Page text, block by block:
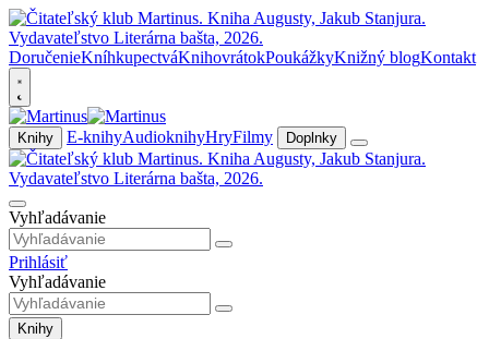
DoručenieKníhkupectváKnihovrátokPoukážkyKnižný blogKontakt
Knihy E-knihyAudioknihyHryFilmy Doplnky
Vyhľadávanie
Prihlásiť
Vyhľadávanie
Knihy